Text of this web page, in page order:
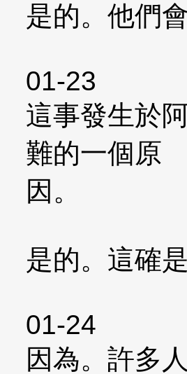
是的。他們
01-23
這事發生於
難的一個原
因。
是的。這確
01-24
因為。許多